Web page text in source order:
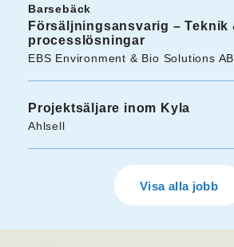
Barsebäck
Försäljningsansvarig – Teknik
processlösningar
EBS Environment & Bio Solutions AB
Projektsäljare inom Kyla
Ahlsell
Visa alla jobb